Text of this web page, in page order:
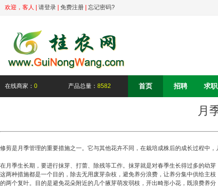
欢迎， 客人 请登录 免费注册 忘记密码?
在线商家： 0 产品总量： 8582 首页 招聘 求职
月
修剪是月季管理的重要措施之一。它与其他花卉不同，在栽培成株后的成长过程中
在月季生长期，要进行抹芽、打蕾、除残等工作。抹芽就是对春季生长得过多的幼
这两种措施都是一个目的，除去无用废芽杂枝，避免养分浪费，让养分集中供给主
的两个复叶。目的是避免花朵附近的几个腋芽萌发弱枝，开出畸形小花，既浪费养